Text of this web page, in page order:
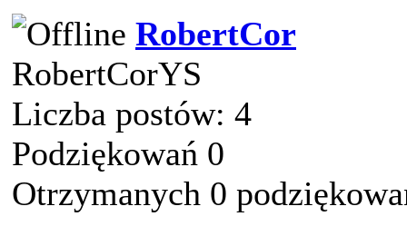
RobertCor
RobertCorYS
Liczba postów: 4
Podziękowań 0
Otrzymanych 0